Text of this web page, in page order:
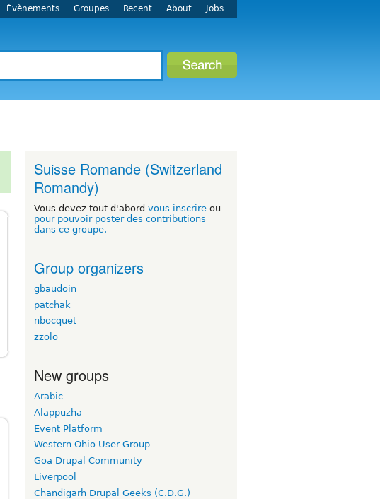
Évènements Groupes Recent About Jobs
Suisse Romande (Switzerland
Romandy)
Vous devez tout d'abord vous inscrire ou
pour pouvoir poster des contributions
dans ce groupe.
Group organizers
gbaudoin
patchak
nbocquet
zzolo
New groups
Arabic
Alappuzha
Event Platform
Western Ohio User Group
Goa Drupal Community
Liverpool
Chandigarh Drupal Geeks (C.D.G.)